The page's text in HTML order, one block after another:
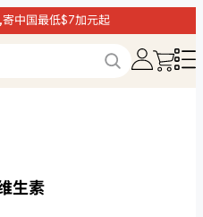
寄中国最低$7加元起
生素